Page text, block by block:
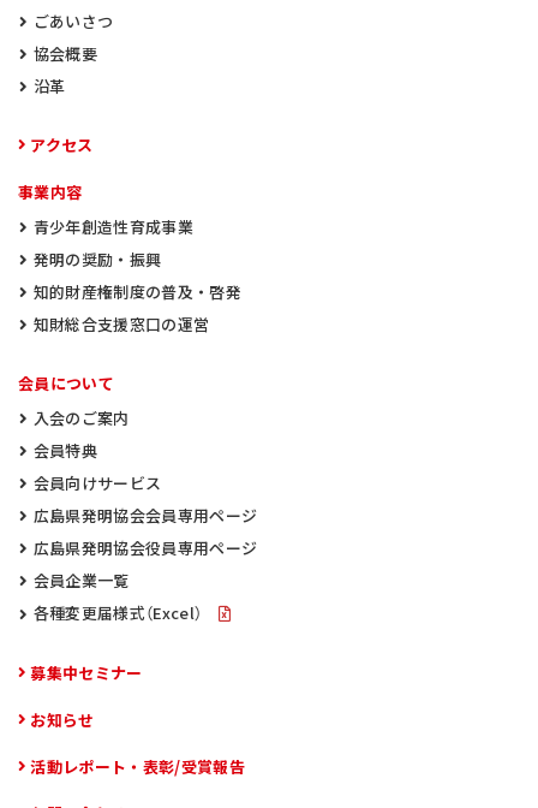
ごあいさつ
協会概要
沿革
アクセス
事業内容
青少年創造性育成事業
発明の奨励・振興
知的財産権制度の普及・啓発
知財総合支援窓口の運営
会員について
入会のご案内
会員特典
会員向けサービス
広島県発明協会会員専用ページ
広島県発明協会役員専用ページ
会員企業一覧
各種変更届様式（Excel）
募集中セミナー
お知らせ
活動レポート・表彰/受賞報告